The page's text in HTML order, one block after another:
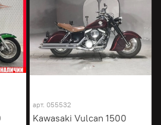
арт. 055532
Kawasaki Vulcan 1500